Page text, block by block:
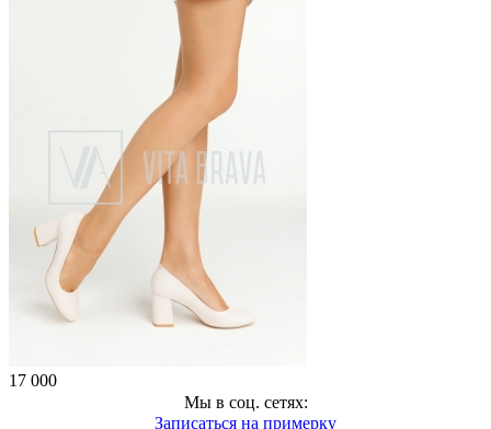
17 000
Мы в соц. сетях:
Записаться на примерку